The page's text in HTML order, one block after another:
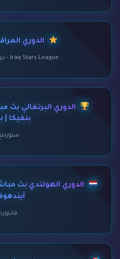
الدوري
Iraq Stars League - دوري نجوم العراق
بنفيكا |
فاينورد